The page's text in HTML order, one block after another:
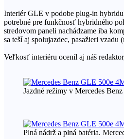
Interiér GLE v podobe plug-in
potrebné pre funkčnosť hybridného
stredovom paneli nachádzame iba
sa teší aj spolujazdec, pasažieri
Veľkosť interiéru ocenil aj náš
Jazdné režimy v Mercedes
Plná nádrž a plná batéria.